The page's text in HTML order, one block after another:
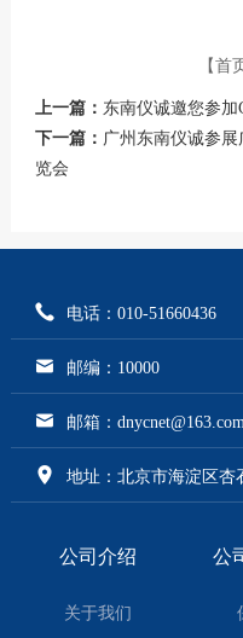
【首
上一篇： 东南仪诚邀您参加
下一篇： 广州东南仪诚参
览会
电话：010-51660436
邮编：10000
邮箱：dnycnet@163.com
地址：北京市海淀区杏
公司介绍
关于我们
公